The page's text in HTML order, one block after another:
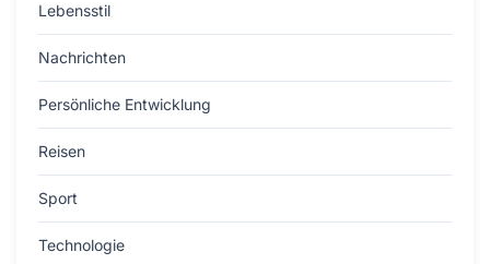
Lebensstil
Nachrichten
Persönliche Entwicklung
Reisen
Sport
Technologie